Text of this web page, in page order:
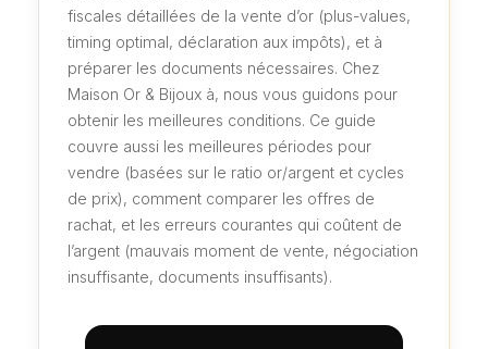
fiscales détaillées de la vente d’or (plus-values,
timing optimal, déclaration aux impôts), et à
préparer les documents nécessaires. Chez
Maison Or & Bijoux à, nous vous guidons pour
obtenir les meilleures conditions. Ce guide
couvre aussi les meilleures périodes pour
vendre (basées sur le ratio or/argent et cycles
de prix), comment comparer les offres de
rachat, et les erreurs courantes qui coûtent de
l’argent (mauvais moment de vente, négociation
insuffisante, documents insuffisants).